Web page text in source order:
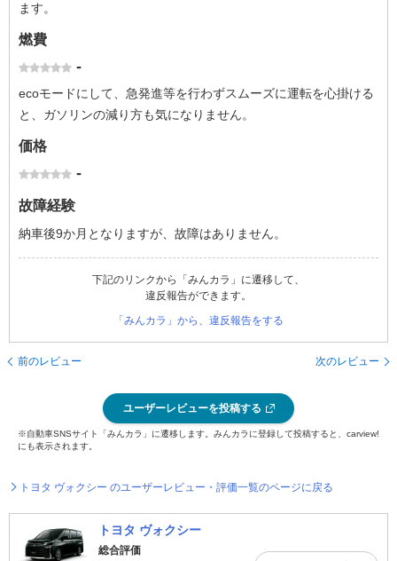
ます。
燃費
-
ecoモードにして、急発進等を行わずスムーズに運転を心掛ける
と、ガソリンの減り方も気になりません。
価格
-
故障経験
納車後9か月となりますが、故障はありません。
下記のリンクから「みんカラ」に遷移して、
違反報告ができます。
「みんカラ」から、違反報告をする
前のレビュー 次のレビュー
ユーザーレビューを投稿する
※自動車SNSサイト「みんカラ」に遷移します。みんカラに登録して投稿すると、carview!
にも表示されます。
トヨタ ヴォクシー のユーザーレビュー・評価一覧のページに戻る
トヨタ ヴォクシー
総合評価